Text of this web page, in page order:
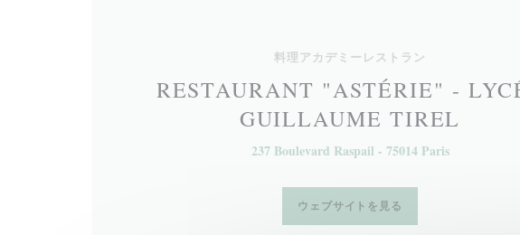
料理アカデミーレストラン
RESTAURANT "ASTÉRIE" -
GUILLAUME TIREL
237 Boulevard Raspail - 75014 Paris
ウェブサイトを見る